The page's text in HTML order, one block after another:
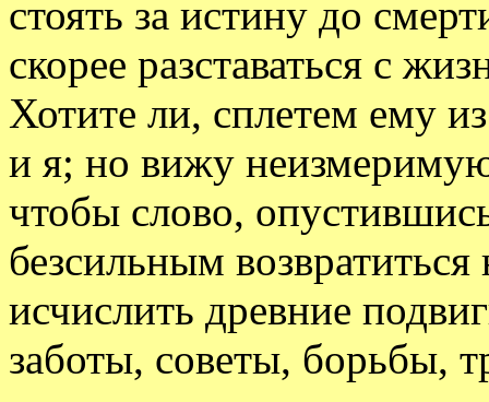
стоять за истину до
скорее разставаться с
Хотите ли, сплетем ему
и я; но вижу
чтобы слово,
безсильным
исчислить древние
заботы, советы, борьбы,